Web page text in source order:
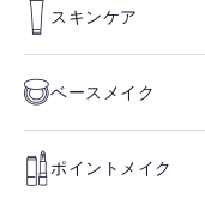
スキンケア
ベースメイク
ポイントメイク